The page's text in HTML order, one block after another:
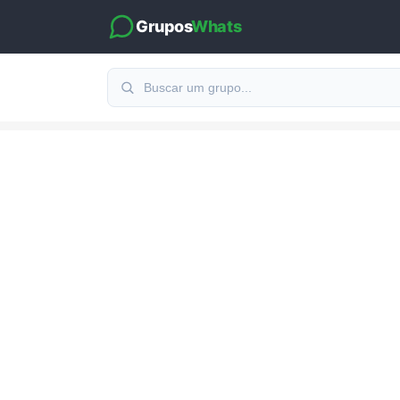
GruposWhats